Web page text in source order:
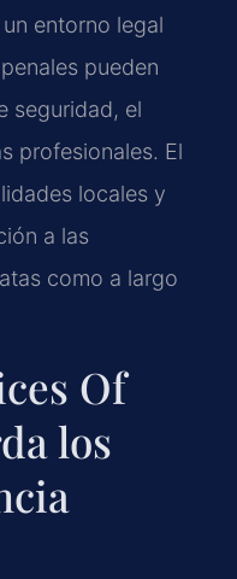
entorno legal
pueden
seguridad, el
profesionales. El
locales y
a las
como a largo
Of
los